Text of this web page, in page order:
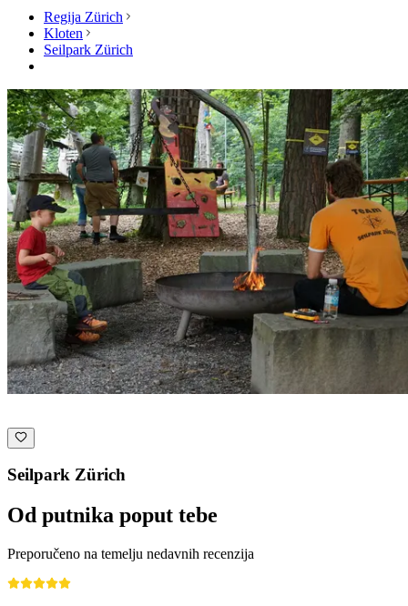
Regija Zürich
Kloten
Seilpark Zürich
Seilpark Zürich
Od putnika poput tebe
Preporučeno na temelju nedavnih recenzija